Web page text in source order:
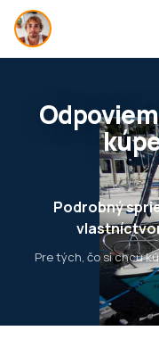
Podrobný
Pre tých, čo si chcú